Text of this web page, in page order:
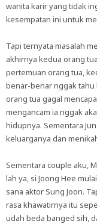
wanita karir yang tidak
kesempatan ini untuk
Tapi ternyata masalah
akhirnya kedua orang
pertemuan orang tua,
benar-benar nggak tahu
orang tua gagal
mengancam ia nggak
hidupnya. Sementara
keluarganya dan
Sementara couple aku,
lah ya, si Joong Hee
sana aktor Sung Joon.
rasa khawatirnya itu
udah beda banged sih,